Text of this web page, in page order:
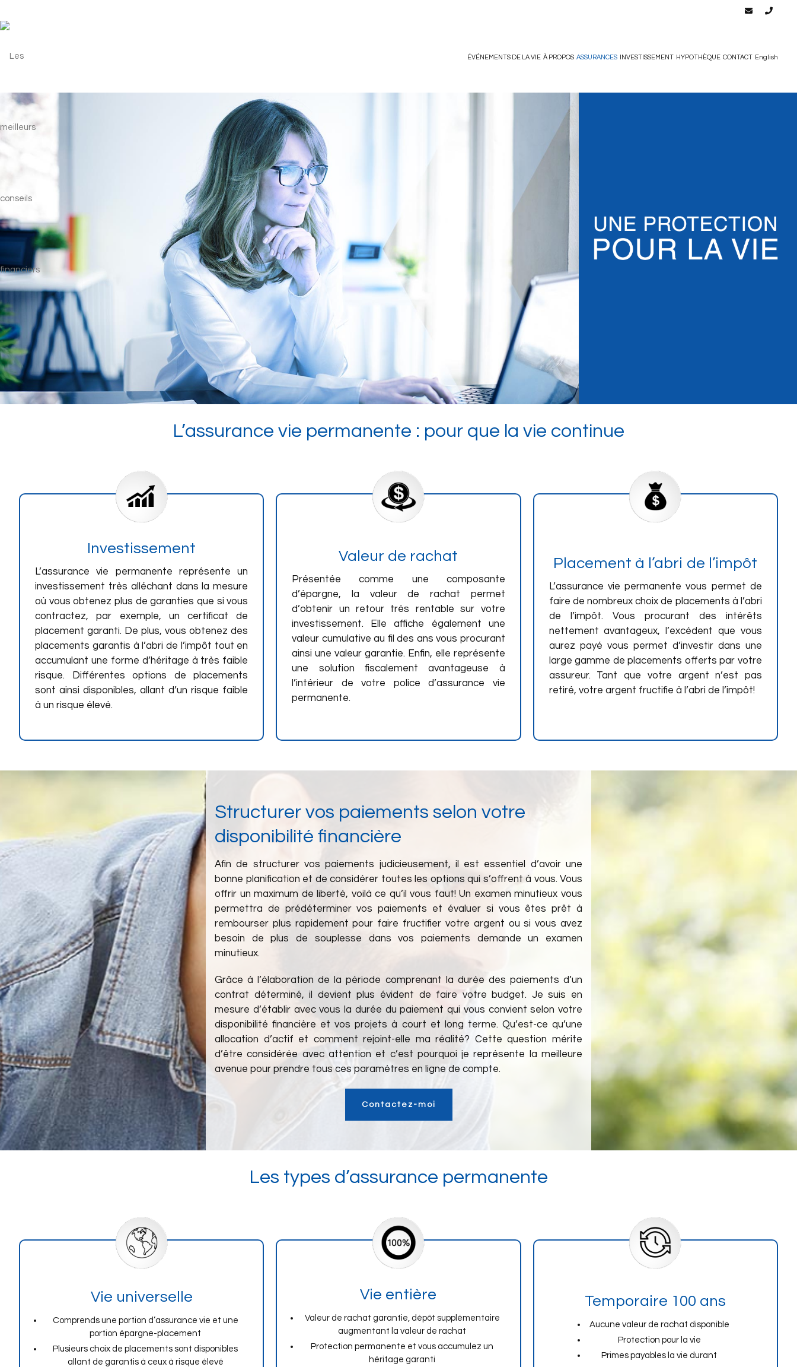
ÉVÉNEMENTS DE LA VIE À PROPOS ASSURANCES INVESTISSEMENT HYPOTHÈQUE CONTACT English
L’assurance vie permanente : pour que la vie continue
Investissement
L’assurance vie permanente représente un
investissement très alléchant dans la mesure
où vous obtenez plus de garanties que si vous
contractez, par exemple, un certificat de
placement garanti. De plus, vous obtenez des
placements garantis à l’abri de l’impôt tout en
accumulant une forme d’héritage à très faible
risque. Différentes options de placements
sont ainsi disponibles, allant d’un risque faible
à un risque élevé.
Valeur de rachat
Présentée comme une composante
d’épargne, la valeur de rachat permet
d’obtenir un retour très rentable sur votre
investissement. Elle affiche également une
valeur cumulative au fil des ans vous procurant
ainsi une valeur garantie. Enfin, elle représente
une solution fiscalement avantageuse à
l’intérieur de votre police d’assurance vie
permanente.
Placement à l’abri de l’impôt
L’assurance vie permanente vous permet de
faire de nombreux choix de placements à l’abri
de l’impôt. Vous procurant des intérêts
nettement avantageux, l’excédent que vous
aurez payé vous permet d’investir dans une
large gamme de placements offerts par votre
assureur. Tant que votre argent n’est pas
retiré, votre argent fructifie à l’abri de l’impôt!
Structurer vos paiements selon votre
disponibilité financière
Afin de structurer vos paiements judicieusement, il est essentiel d’avoir une
bonne planification et de considérer toutes les options qui s’offrent à vous. Vous
offrir un maximum de liberté, voilà ce qu’il vous faut! Un examen minutieux vous
permettra de prédéterminer vos paiements et évaluer si vous êtes prêt à
rembourser plus rapidement pour faire fructifier votre argent ou si vous avez
besoin de plus de souplesse dans vos paiements demande un examen
minutieux.
Grâce à l’élaboration de la période comprenant la durée des paiements d’un
contrat déterminé, il devient plus évident de faire votre budget. Je suis en
mesure d’établir avec vous la durée du paiement qui vous convient selon votre
disponibilité financière et vos projets à court et long terme. Qu’est-ce qu’une
allocation d’actif et comment rejoint-elle ma réalité? Cette question mérite
d’être considérée avec attention et c’est pourquoi je représente la meilleure
avenue pour prendre tous ces paramètres en ligne de compte.
Contactez-moi
Les types d’assurance permanente
Vie universelle
Comprends une portion d’assurance vie et une
portion épargne-placement
Plusieurs choix de placements sont disponibles
allant de garantis à ceux à risque élevé
Vie entière
Valeur de rachat garantie, dépôt supplémentaire
augmentant la valeur de rachat
Protection permanente et vous accumulez un
héritage garanti
Temporaire 100 ans
Aucune valeur de rachat disponible
Protection pour la vie
Primes payables la vie durant